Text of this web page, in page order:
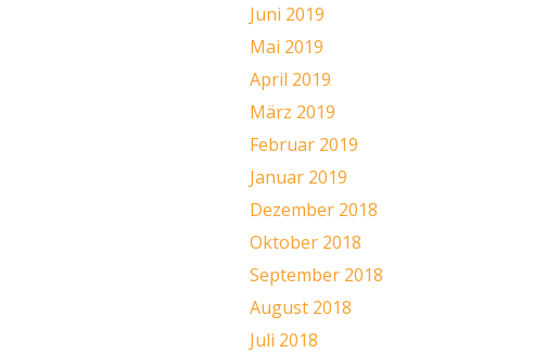
Juni 2019
Mai 2019
April 2019
März 2019
Februar 2019
Januar 2019
Dezember 2018
Oktober 2018
September 2018
August 2018
Juli 2018